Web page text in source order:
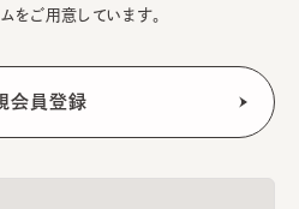
をご用意しています。